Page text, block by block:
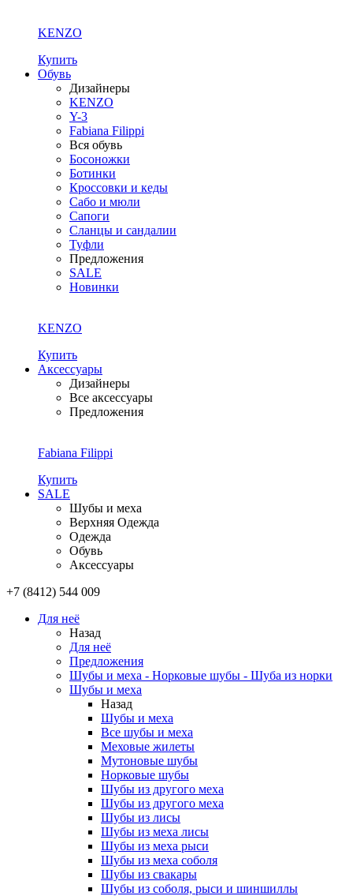
KENZO
Купить
Обувь
Дизайнеры
KENZO
Y-3
Fabiana Filippi
Вся обувь
Босоножки
Ботинки
Кроссовки и кеды
Сабо и мюли
Сапоги
Сланцы и сандалии
Туфли
Предложения
SALE
Новинки
KENZO
Купить
Аксессуары
Дизайнеры
Все аксессуары
Предложения
Fabiana Filippi
Купить
SALE
Шубы и меха
Верхняя Одежда
Одежда
Обувь
Аксессуары
+7 (8412) 544 009
Для неё
Назад
Для неё
Предложения
Шубы и меха - Норковые шубы - Шуба из норки
Шубы и меха
Назад
Шубы и меха
Все шубы и меха
Меховые жилеты
Мутоновые шубы
Норковые шубы
Шубы из другого меха
Шубы из другого меха
Шубы из лисы
Шубы из меха лисы
Шубы из меха рыси
Шубы из меха соболя
Шубы из свакары
Шубы из соболя, рыси и шиншиллы